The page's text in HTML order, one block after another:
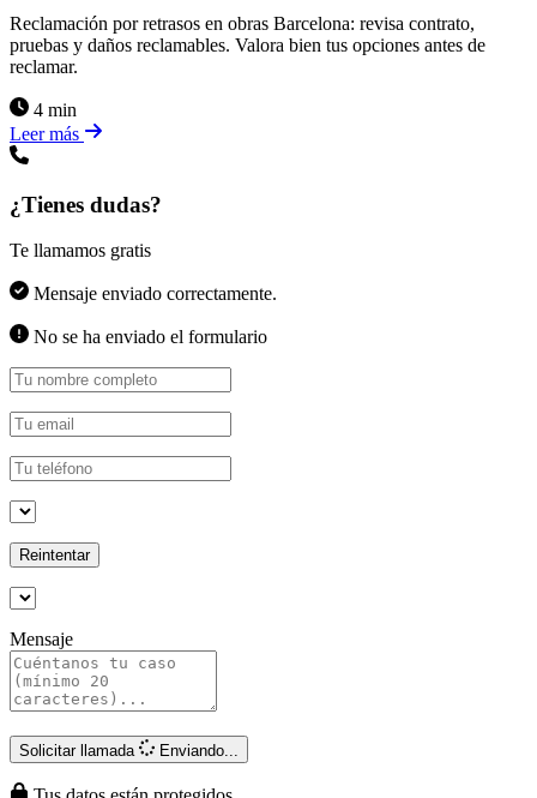
Reclamación por retrasos en obras Barcelona: revisa contrato,
pruebas y daños reclamables. Valora bien tus opciones antes de
reclamar.
4 min
Leer más
¿Tienes dudas?
Te llamamos gratis
Mensaje enviado correctamente.
No se ha enviado el formulario
Reintentar
Mensaje
Solicitar llamada Enviando...